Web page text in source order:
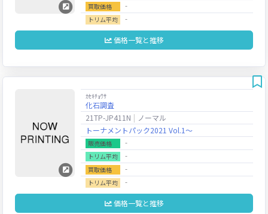
買取価格 ‐
トリム平均 ‐
価格一覧と推移
ｶｾｷﾁｮｳｻ
化石調査
21TP-JP411N
ノーマル
トーナメントパック2021 Vol.1～
販売価格 ‐
トリム平均 ‐
買取価格 ‐
トリム平均 ‐
価格一覧と推移